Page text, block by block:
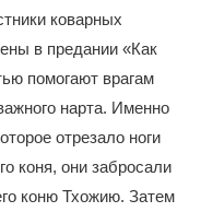
коварных
в предании «Как
помогают врагам
нарта. Именно
отрезало ноги
коня, они забросали
коню Тхожию. Затем